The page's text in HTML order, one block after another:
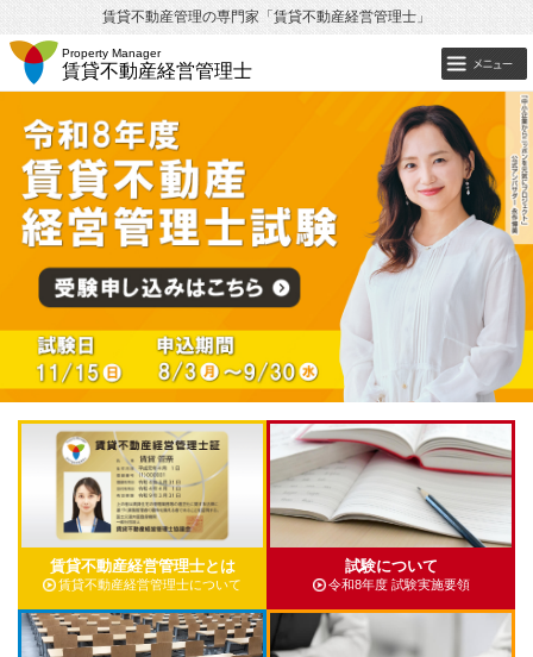
賃貸不動産管理の専門家「賃貸不動産経営管理士」
Property Manager
賃貸不動産経営管理士
賃貸不動産経営管理士とは
賃貸不動産経営管理士について
試験について
令和8年度 試験実施要領